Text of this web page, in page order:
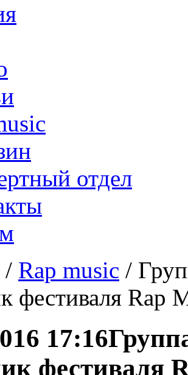
отдел
/ Rap music /
фестиваля Rap
17:16
фестиваля